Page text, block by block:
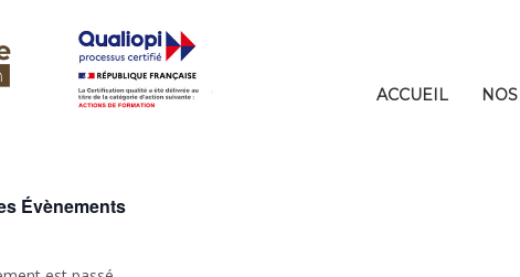
ACCUEIL
Évènements